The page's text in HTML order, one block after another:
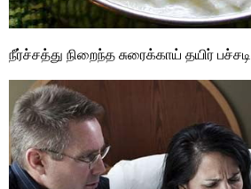
நீர்ச்சத்து நிறைந்த சுரைக்காய் தயிர் பச்சடி